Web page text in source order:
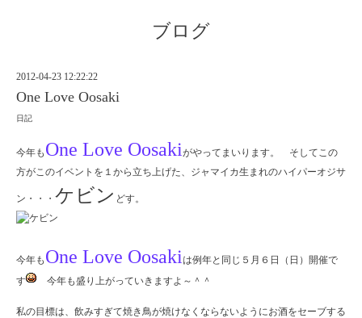
ブログ
2012-04-23 12:22:22
One Love Oosaki
日記
今年も One Love Oosakiがやってまいります。 そしてこの
方がこのイベントを１から立ち上げた、ジャマイカ生まれのハイパーオジサ
ン・・・ ケビン どす。
今年も One Love Oosakiは例年と同じ５月６日（日）開催で
す
今年も盛り上がっていきますよ～＾＾
私の目標は、飲みすぎて焼き鳥が焼けなくならないようにお酒をセーブする